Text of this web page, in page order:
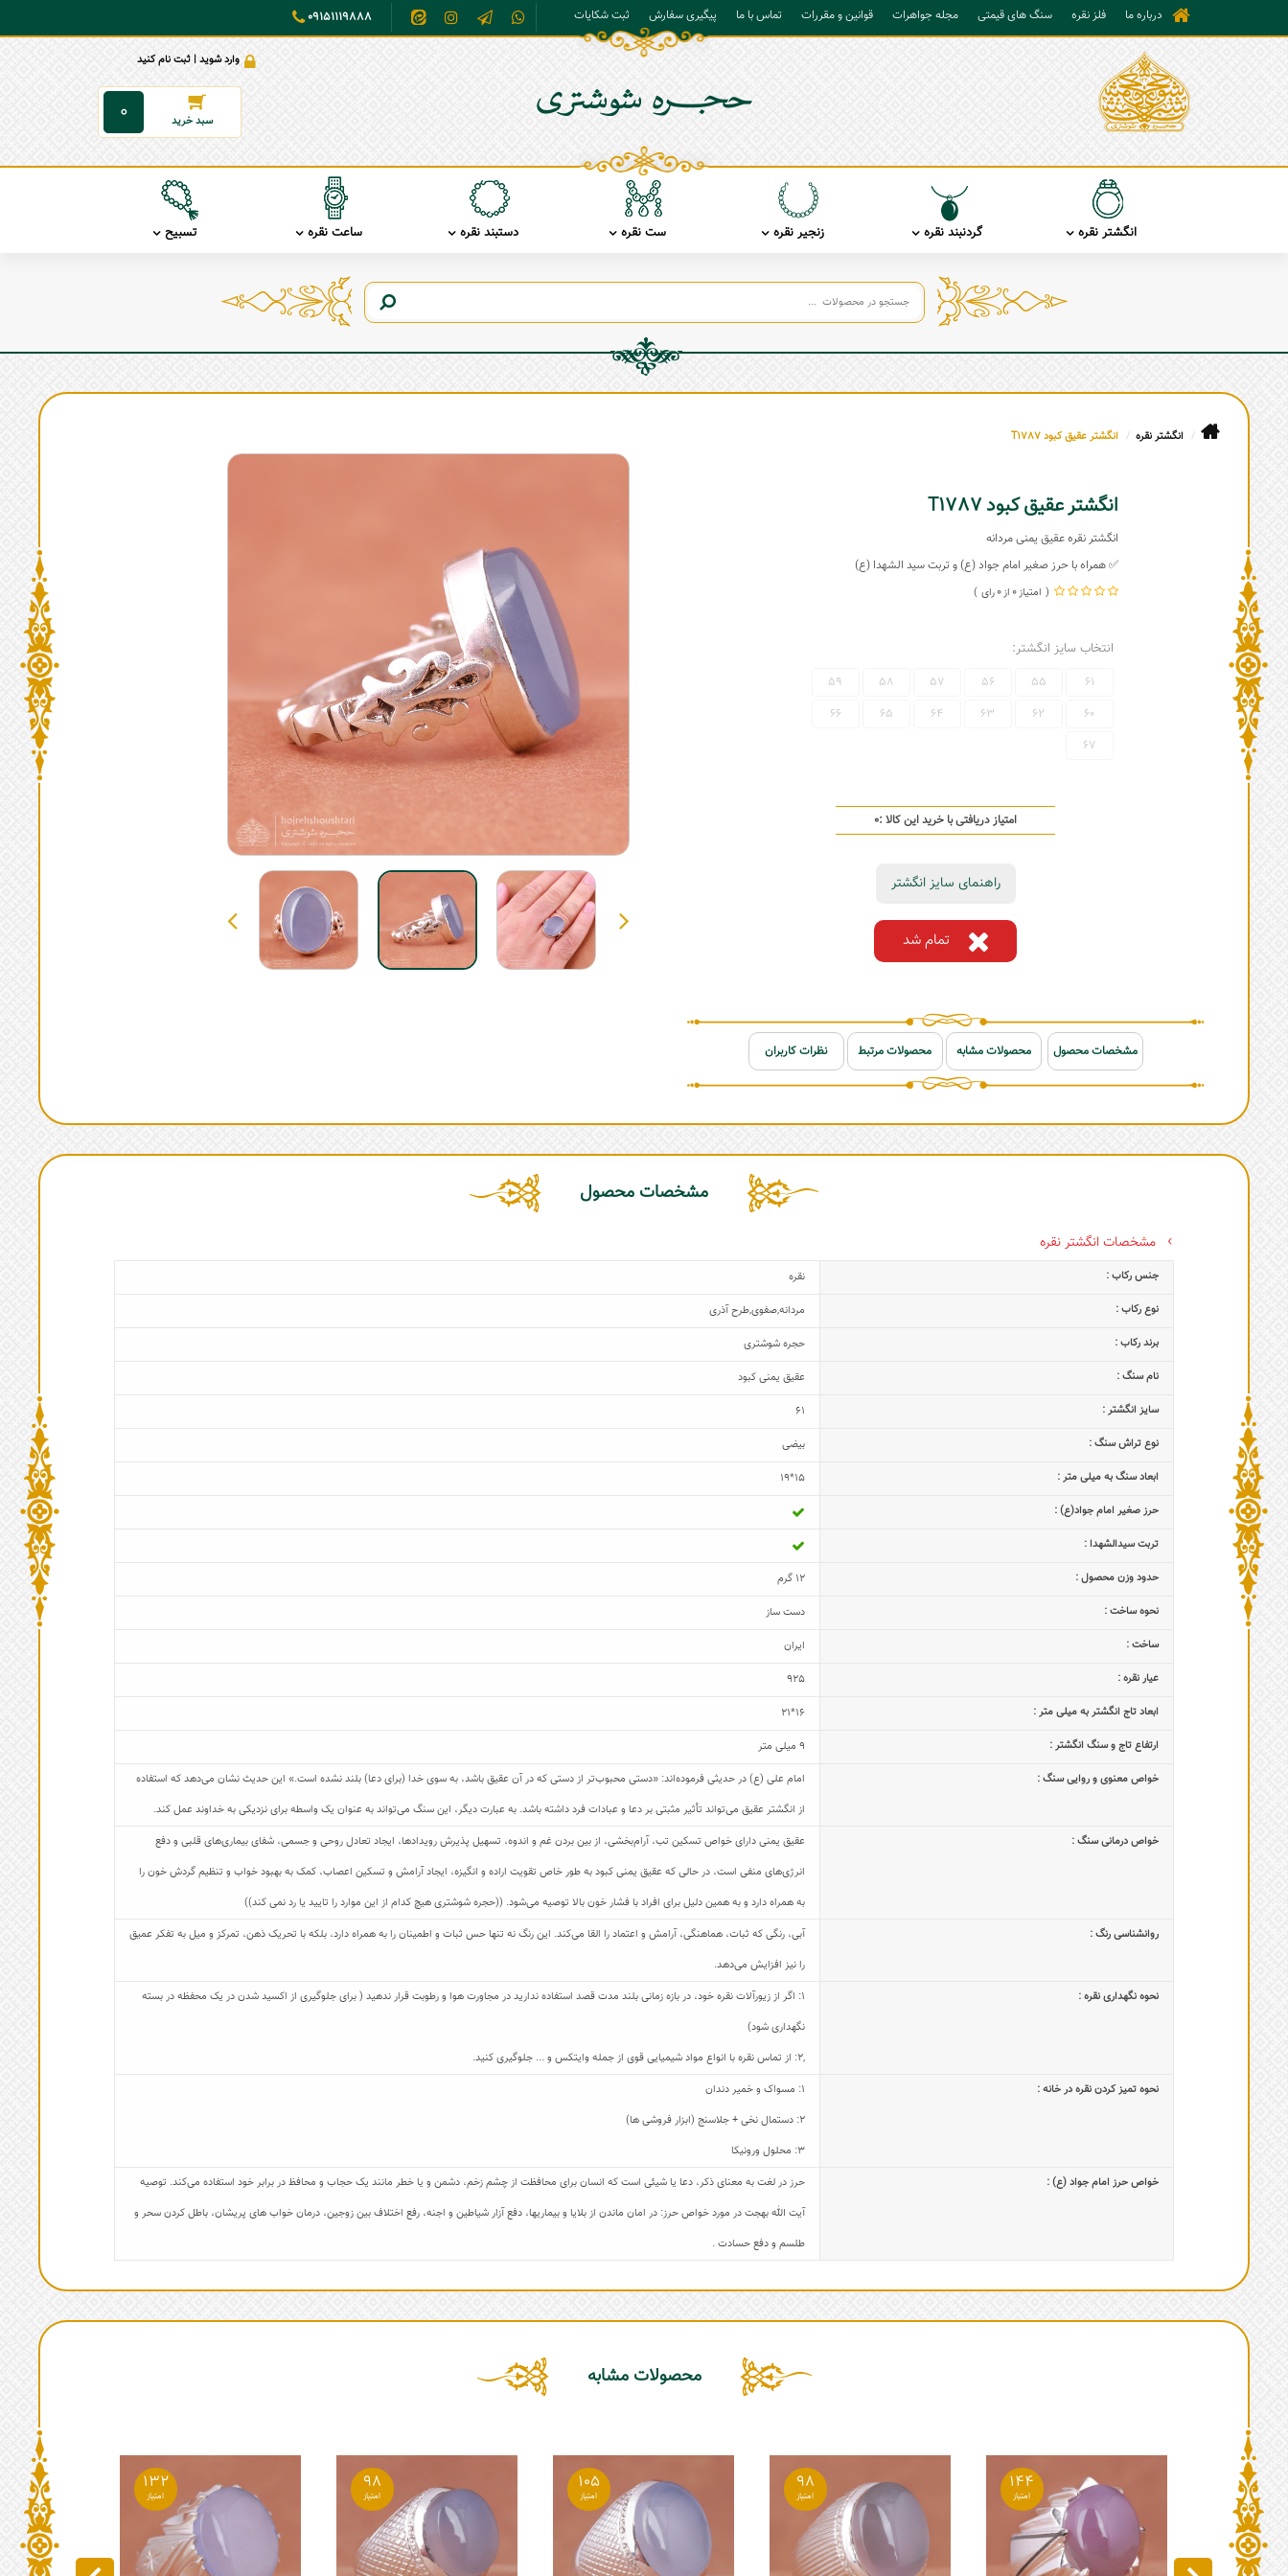
درباره ما فلز نقره سنگ های قیمتی مجله جواهرات قوانین و مقررات تماس با ما پیگیری سفارش ثبت شکایات 09151119888
وارد شوید | ثبت نام کنید
0
انگشتر نقره گردنبند نقره زنجیر نقره ست نقره دستبند نقره ساعت نقره تسبیح
انگشتر نقره انگشتر عقیق کبود T1787
انگشتر عقیق کبود T1787
انگشتر نقره عقیق یمنی مردانه
✅ همراه با حرز صغیر امام جواد (ع) و تربت سید الشهدا (ع)
0
0
انتخاب سایز انگشتر:
61
55
56
57
58
59
60
62
63
64
65
66
67
امتیاز دریافتی با خرید این کالا :0
راهنمای سایز انگشتر
تمام شد
مشخصات محصول محصولات مشابه محصولات مرتبط نظرات کاربران
مشخصات محصول
مشخصات انگشتر نقره
جنس رکاب :
نقره
نوع رکاب :
مردانه,صفوی,طرح آذری
برند رکاب :
حجره شوشتری
نام سنگ :
عقیق یمنی کبود
سایز انگشتر :
61
نوع تراش سنگ :
بیضی
ابعاد سنگ به میلی متر :
15*19
حرز صغیر امام جواد(ع) :
تربت سیدالشهدا :
حدود وزن محصول :
12 گرم
نحوه ساخت :
دست ساز
ساخت :
ایران
عیار نقره :
925
ابعاد تاج‌ انگشتر به میلی متر :
16*21
ارتفاع تاج و سنگ انگشتر :
9 میلی متر
خواص معنوی و روایی سنگ :
امام علی (ع) در حدیثی فرموده‌اند: «دستی محبوب‌تر از دستی که در آن عقیق باشد، به سوی خدا (برای دعا) بلند نشده است.» این حدیث نشان می‌دهد که استفاده
از انگشتر عقیق می‌تواند تأثیر مثبتی بر دعا و عبادات فرد داشته باشد. به عبارت دیگر، این سنگ می‌تواند به عنوان یک واسطه برای نزدیکی به خداوند عمل کند.
خواص درمانی سنگ :
عقیق یمنی دارای خواص تسکین تب، آرام‌بخشی، از بین بردن غم و اندوه، تسهیل پذیرش رویدادها، ایجاد تعادل روحی و جسمی، شفای بیماری‌های قلبی و دفع
انرژی‌های منفی است، در حالی که عقیق یمنی کبود به طور خاص تقویت اراده و انگیزه، ایجاد آرامش و تسکین اعصاب، کمک به بهبود خواب و تنظیم گردش خون را
به همراه دارد و به همین دلیل برای افراد با فشار خون بالا توصیه می‌شود. ((حجره شوشتری هیچ کدام از این موارد را تایید یا رد نمی کند))
روانشناسی رنگ :
آبی، رنگی که ثبات، هماهنگی، آرامش و اعتماد را القا می‌کند. این رنگ نه تنها حس ثبات و اطمینان را به همراه دارد، بلکه با تحریک ذهن، تمرکز و میل به تفکر عمیق
را نیز افزایش می‌دهد.
نحوه نگهداری نقره :
1: اگر از زیورآلات نقره خود، در بازه زمانی بلند مدت قصد استفاده ندارید در مجاورت هوا و رطوبت قرار ندهید ( برای جلوگیری از اکسید شدن در یک محفظه در بسته
نگهداری شود)
,2: از تماس نقره با انواع مواد شیمیایی قوی از جمله وایتکس و ... جلوگیری کنید.
نحوه تمیز کردن نقره در خانه :
1: مسواک و خمیر دندان
2: دستمال نخی + جلاسنج (ابزار فروشی ها)
3: محلول ورونیکا
خواص حرز امام جواد (ع) :
حرز در لغت به معنای ذکر، دعا یا شیئی است که انسان برای محافظت از چشم زخم، دشمن و یا خطر مانند یک حجاب و محافظ در برابر خود استفاده می‌کند. توصیه
آیت الله بهجت در مورد خواص حرز: در امان ماندن از بلایا و بیماریها، دفع آزار شیاطین و اجنه، رفع اختلاف بین زوجین، درمان خواب های پریشان، باطل کردن سحر و
طلسم و دفع حسادت .
محصولات مشابه
144
98
105
98
132